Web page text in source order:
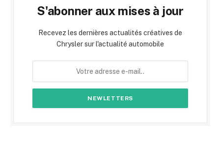
S'abonner aux mises à jour
Recevez les dernières actualités créatives de
Chrysler sur l'actualité automobile